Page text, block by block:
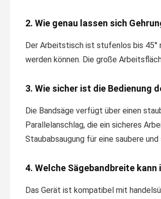
2. Wie genau lassen sich
Der Arbeitstisch ist stufenlos bis 45°
werden können. Die große
3. Wie sicher ist die Bedienung
Die Bandsäge verfügt über einen
Parallelanschlag, die ein sicheres
Staubabsaugung für eine saubere
4. Welche Sägebandbreite kann
Das Gerät ist kompatibel mit